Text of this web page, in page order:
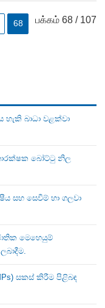
பக்கம் 68 / 107
68
බාධා වළක්වා
බෝට්ටු නිල
සහ සෙවීම් හා ගලවා
මෙහෙයුම්
සකස් කිරීම පිළිබඳ